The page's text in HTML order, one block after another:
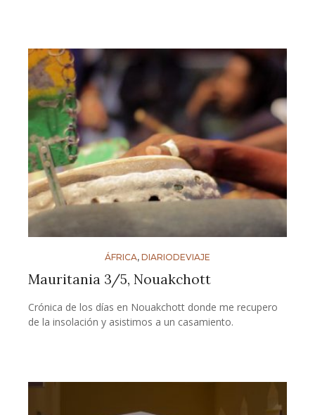
ÁFRICA, DIARIODEVIAJE
Mauritania 3/5, Nouakchott
Crónica de los días en Nouakchott donde me recupero
de la insolación y asistimos a un casamiento.